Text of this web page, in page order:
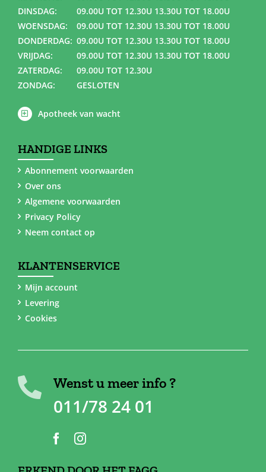
DINSDAG:
09.00U TOT 12.30U 13.30U TOT 18.00U
WOENSDAG:
09.00U TOT 12.30U 13.30U TOT 18.00U
DONDERDAG: 09.00U TOT 12.30U 13.30U TOT 18.00U
VRIJDAG:
09.00U TOT 12.30U 13.30U TOT 18.00U
ZATERDAG:
09.00U TOT 12.30U
ZONDAG:
GESLOTEN
Apotheek van wacht
HANDIGE LINKS
Abonnement voorwaarden
Over ons
Algemene voorwaarden
Privacy Policy
Neem contact op
KLANTENSERVICE
Mijn account
Levering
Cookies
Wenst u meer info ?
011/78 24 01